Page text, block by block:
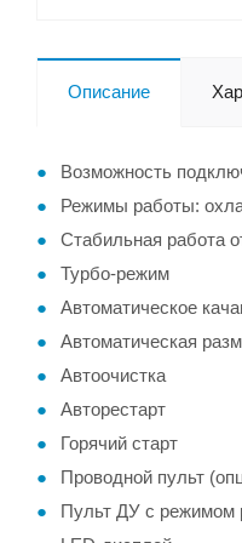
Описание
Возможность
Режимы работы:
Стабильная работа
Турбо-режим
Автоматическое
Автоматическая
Автоочистка
Авторестарт
Горячий старт
Проводной пульт
Пульт ДУ с режимом